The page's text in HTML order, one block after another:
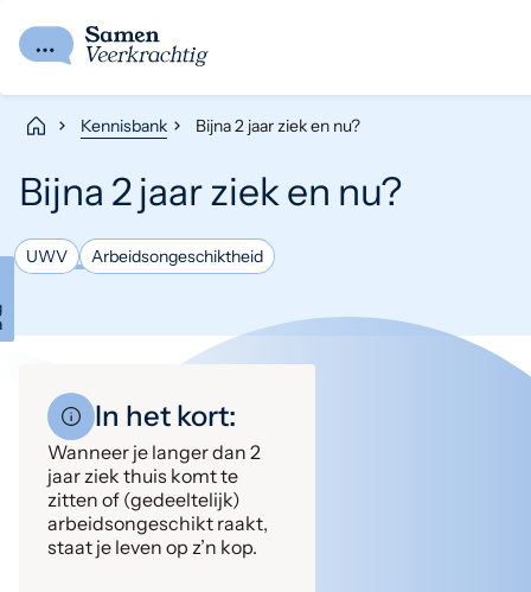
Kennisbank Bijna 2 jaar ziek en nu?
Bijna 2 jaar ziek en nu?
UWV Arbeidsongeschiktheid
In het kort:
Wanneer je langer dan 2
jaar ziek thuis komt te
zitten of (gedeeltelijk)
arbeidsongeschikt raakt,
staat je leven op z’n kop.